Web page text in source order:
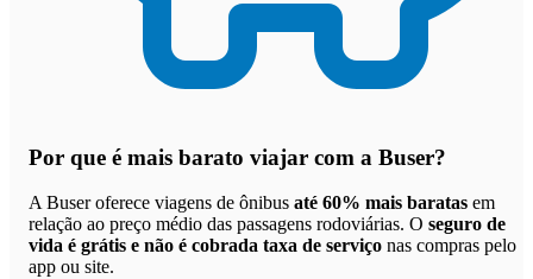
Por que é mais barato viajar com a Buser?
A Buser oferece viagens de ônibus até 60% mais baratas em
relação ao preço médio das passagens rodoviárias. O seguro de
vida é grátis e não é cobrada taxa de serviço nas compras pelo
app ou site.